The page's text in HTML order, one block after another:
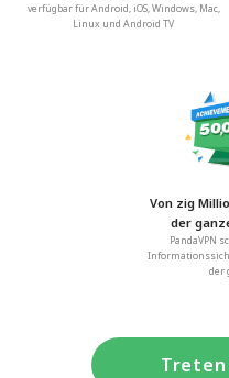
verfügbar für Android, iOS, Windows, Mac,
Linux und Android TV
Von zig
der
PandaVPN
der
Treten